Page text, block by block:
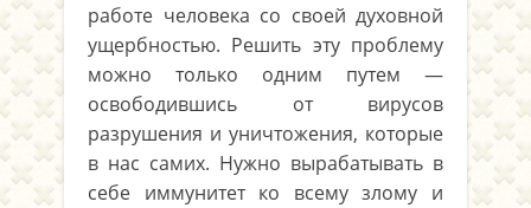
работе человека со своей духовной
ущербностью. Решить эту проблему
можно только одним путем —
освободившись от вирусов
разрушения и уничтожения, которые
в нас самих. Нужно вырабатывать в
себе иммунитет ко всему злому и